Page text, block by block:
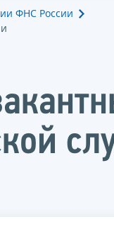
ФНС России